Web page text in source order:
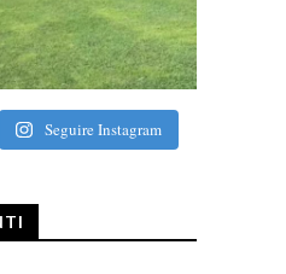
Seguire Instagram